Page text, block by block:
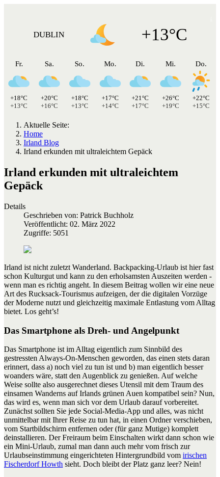
DUBLIN +13°C
Fr.
+18°C
+13°C
Sa.
+20°C
+16°C
So.
+18°C
+13°C
Mo.
+17°C
+14°C
Di.
+21°C
+17°C
Mi.
+26°C
+19°C
Do.
+22°C
+15°C
Aktuelle Seite:
Home
Irland Blog
Irland erkunden mit ultraleichtem Gepäck
Irland erkunden mit ultraleichtem
Gepäck
Details
Geschrieben von: Patrick Buchholz
Veröffentlicht: 02. März 2022
Zugriffe: 5051
Irland ist nicht zuletzt Wanderland. Backpacking-Urlaub ist hier fast
schon Kulturgut und kann zu den erholsamsten Auszeiten werden -
wenn man es richtig angeht. In diesem Beitrag wollen wir eine neue
Art des Rucksack-Tourismus aufzeigen, der die digitalen Vorzüge
der Moderne nutzt und gleichzeitig maximale Entlastung vom Alltag
bietet. Los geht’s!
Das Smartphone als Dreh- und Angelpunkt
Das Smartphone ist im Alltag eigentlich zum Sinnbild des
gestressten Always-On-Menschen geworden, das einen stets daran
erinnert, dass a) noch viel zu tun ist und b) man eigentlich besser
woanders wäre, statt den Augenblick zu genießen. Auf welche
Weise sollte also ausgerechnet dieses Utensil mit dem Traum des
einsamen Wanderns auf Irlands grünen Auen kompatibel sein? Nun,
das wird es, wenn man sich vor dem Urlaub darauf vorbereitet.
Zunächst sollten Sie jede Social-Media-App und alles, was nicht
unmittelbar mit Ihrer Reise zu tun hat, in einen Ordner verschieben,
vom Startbildschirm entfernen oder (für ganz Mutige) komplett
deinstallieren. Der Freiraum beim Einschalten wirkt dann schon wie
ein Mini-Urlaub, zumal man dann auch mehr vom frisch zur
Urlaubseinstimmung eingerichteten Hintergrundbild vom irischen
Fischerdorf Howth sieht. Doch bleibt der Platz ganz leer? Nein!